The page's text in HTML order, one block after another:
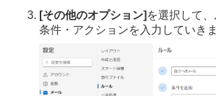
[その他のオプション] を選択して
条件・アクションを入力していきま